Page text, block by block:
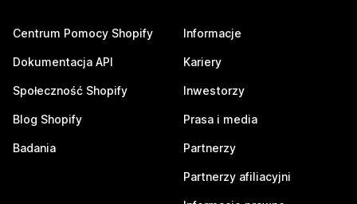
Centrum Pomocy Shopify
Dokumentacja API
Społeczność Shopify
Blog Shopify
Badania
Informacje
Kariery
Inwestorzy
Prasa i media
Partnerzy
Partnerzy afiliacyjni